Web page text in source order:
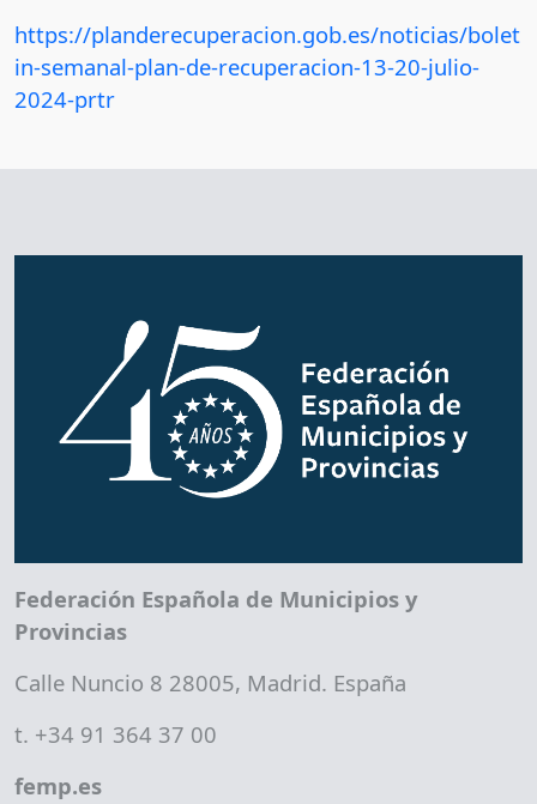
https://planderecuperacion.gob.es/noticias/bolet
in-semanal-plan-de-recuperacion-13-20-julio-
2024-prtr
Federación Española de Municipios y
Provincias
Calle Nuncio 8 28005, Madrid. España
t. +34 91 364 37 00
femp.es